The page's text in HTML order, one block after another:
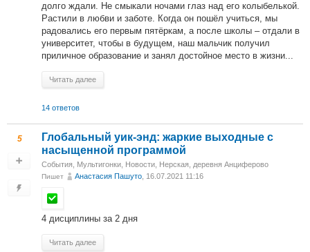
долго ждали. Не смыкали ночами глаз над его колыбелькой.
Растили в любви и заботе. Когда он пошёл учиться, мы
радовались его первым пятёркам, а после школы – отдали в
университет, чтобы в будущем, наш мальчик получил
приличное образование и занял достойное место в жизни...
Читать далее
14 ответов
5
Глобальный уик-энд: жаркие выходные с
насыщенной программой ⠀
События, Мультигонки, Новости, Нерская, деревня Анциферово
Пишет Анастасия Пашуто, 16.07.2021 11:16
4 дисциплины за 2 дня
Читать далее